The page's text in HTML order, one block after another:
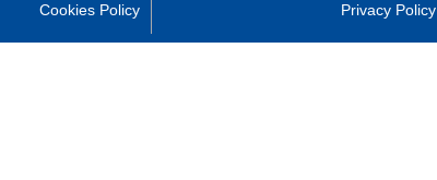
Cookies Policy Privacy Policy